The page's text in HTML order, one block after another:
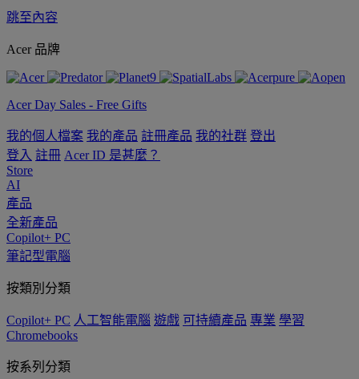
跳至內容
Acer 品牌
Acer Day Sales - Free Gifts
我的個人檔案 我的產品 註冊產品 我的社群 登出
登入 註冊 Acer ID 是甚麼？
Store
AI
產品
全新產品
Copilot+ PC
筆記型電腦
按類別分類
Copilot+ PC 人工智能電腦 遊戲 可持續產品 專業 學習
Chromebooks
按系列分類